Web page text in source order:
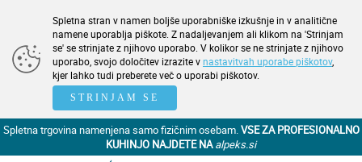
Spletna stran v namen boljše uporabniške izkušnje in v analitične
namene uporablja piškote. Z nadaljevanjem ali klikom na 'Strinjam
se' se strinjate z njihovo uporabo. V kolikor se ne strinjate z njihovo
uporabo, svojo določitev izrazite vnastavitvah uporabe piškotov,
kjer lahko tudi preberete več o uporabi piškotov.
STRINJAM SE
Spletna trgovina namenjena samo fizičnim osebam.VSE ZA PROFESIONALNO
KUHINJO NAJDETE NA alpeks.si